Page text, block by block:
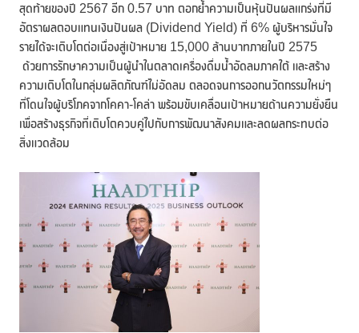
สุดท้ายของปี 2567 อีก 0.57 บาท ตอกย้ำความเป็นหุ้นปันผลแกร่งที่มี
อัตราผลตอบแทนเงินปันผล (Dividend Yield) ที่ 6% ผู้บริหารมั่นใจ
รายได้จะเติบโตต่อเนื่องสู่เป้าหมาย 15,000 ล้านบาทภายในปี 2575
ด้วยการรักษาความเป็นผู้นำในตลาดเครื่องดื่มน้ำอัดลมภาคใต้ และสร้าง
ความเติบโตในกลุ่มผลิตภัณฑ์ไม่อัดลม ตลอดจนการออกนวัตกรรมใหม่ๆ
ที่โดนใจผู้บริโภคจากโคคา-โคล่า พร้อมขับเคลื่อนเป้าหมายด้านความยั่งยืน
เพื่อสร้างธุรกิจที่เติบโตควบคู่ไปกับการพัฒนาสังคมและลดผลกระทบต่อ
สิ่งแวดล้อม